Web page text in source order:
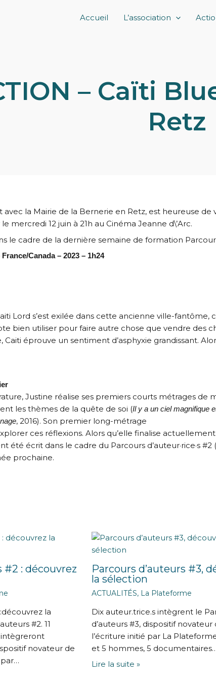
Accueil L’association
– Caïti
Retz
la Mairie de la Bernerie en Retz, est heureuse de
le mercredi 12 juin à 21h au Cinéma Jeanne d\’Arc.
le cadre de la dernière semaine de formation Parcours
Canada – 2023 – 1h24
Lord s’est exilée dans cette ancienne ville-fantôme,
bien utiliser pour faire autre chose que vendre des
Caiti éprouve un sentiment d’asphyxie grandissant.
Justine réalise ses premiers courts métrages
les thèmes de la quête de soi (Il y a un ciel magnifique
, 2016). Son premier long-métrage
ces réflexions. Alors qu’elle finalise
été écrit dans le cadre du Parcours d’auteur·rice·s
prochaine.
#2 : découvrez
la
#2. 11
novateur de
Parcours d’auteurs #3,
la sélection
ACTUALITÉS, La Plateforme
Dix auteur.trice.s intègrent le
d’auteurs #3, dispositif novateur
l’écriture initié par La
et 5 hommes, 5
Lire la suite »